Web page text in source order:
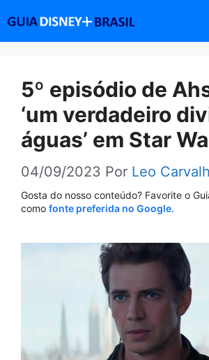
conteúdo
5º episódio de
‘um verdadeiro
águas’ em Star
04/09/2023 Por Leo
Gosta do nosso conteúdo? Favorite o
como fonte preferida no Google.